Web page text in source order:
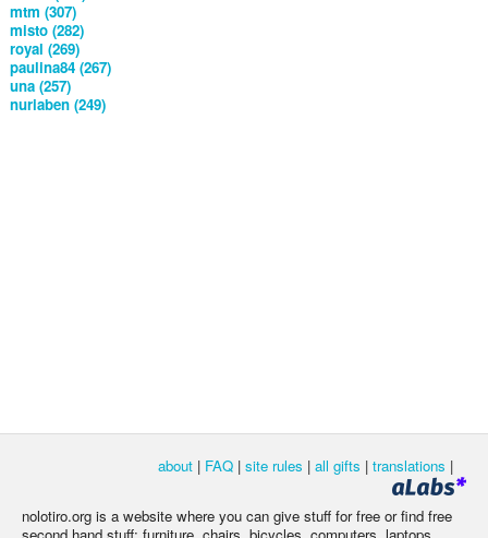
mtm (307)
misto (282)
royal (269)
paulina84 (267)
una (257)
nuriaben (249)
about | FAQ | site rules | all gifts | translations |
nolotiro.org is a website where you can give stuff for free or find free